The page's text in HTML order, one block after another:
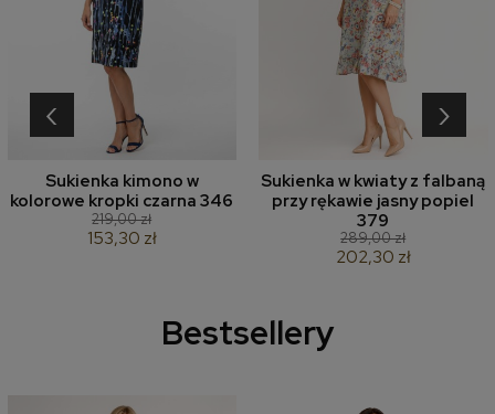
Sukienka kimono w
kolorowe kropki czarna 346
219,00 zł
153,30 zł
Sukienka w kwiaty z falbaną
przy rękawie jasny popiel
379
289,00 zł
202,30 zł
‹ ›
Bestsellery